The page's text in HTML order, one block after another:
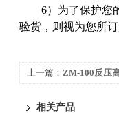
6）为了保护您
验货，则视为您所
上一篇： ZM-100反压
相关产品